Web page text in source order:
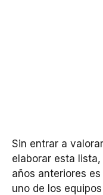
Sin entrar a
elaborar esta
años anteriores
uno de los